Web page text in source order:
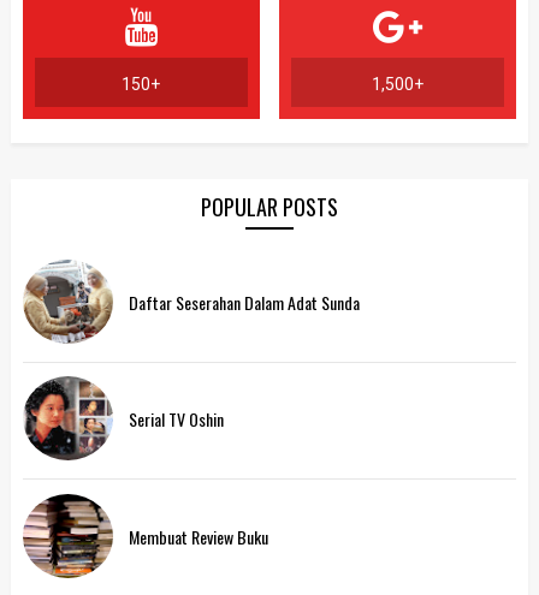
150+ 1,500+
POPULAR POSTS
Daftar Seserahan Dalam Adat Sunda
Serial TV Oshin
Membuat Review Buku